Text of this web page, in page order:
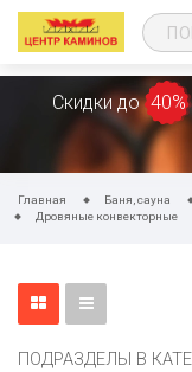
Скидки до 40%
Главная Баня, сауна
Дровяные конвекторные
ПОДРАЗДЕЛЫ В